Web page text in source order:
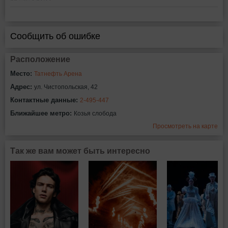
Сообщить об ошибке
Расположение
Место: Татнефть Арена
Адрес: ул. Чистопольская, 42
Контактные данные: 2-495-447
Ближайшее метро: Козья слобода
Просмотреть на карте
Так же вам может быть интересно